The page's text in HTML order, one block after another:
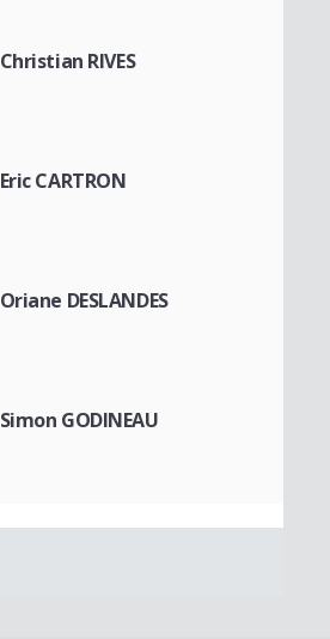
Christian RIVES
Eric CARTRON
Oriane DESLANDES
Simon GODINEAU